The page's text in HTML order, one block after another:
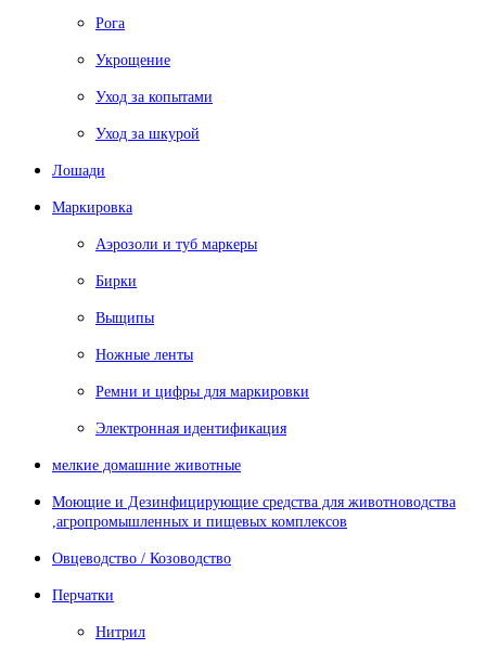
Рога
Укрощение
Уход за копытами
Уход за шкурой
Лошади
Маркировка
Аэрозоли и туб маркеры
Бирки
Выщипы
Ножные ленты
Ремни и цифры для маркировки
Электронная идентификация
мелкие домашние животные
Моющие и Дезинфицирующие средства для животноводства
,агропромышленных и пищевых комплексов
Овцеводство / Козоводство
Перчатки
Нитрил